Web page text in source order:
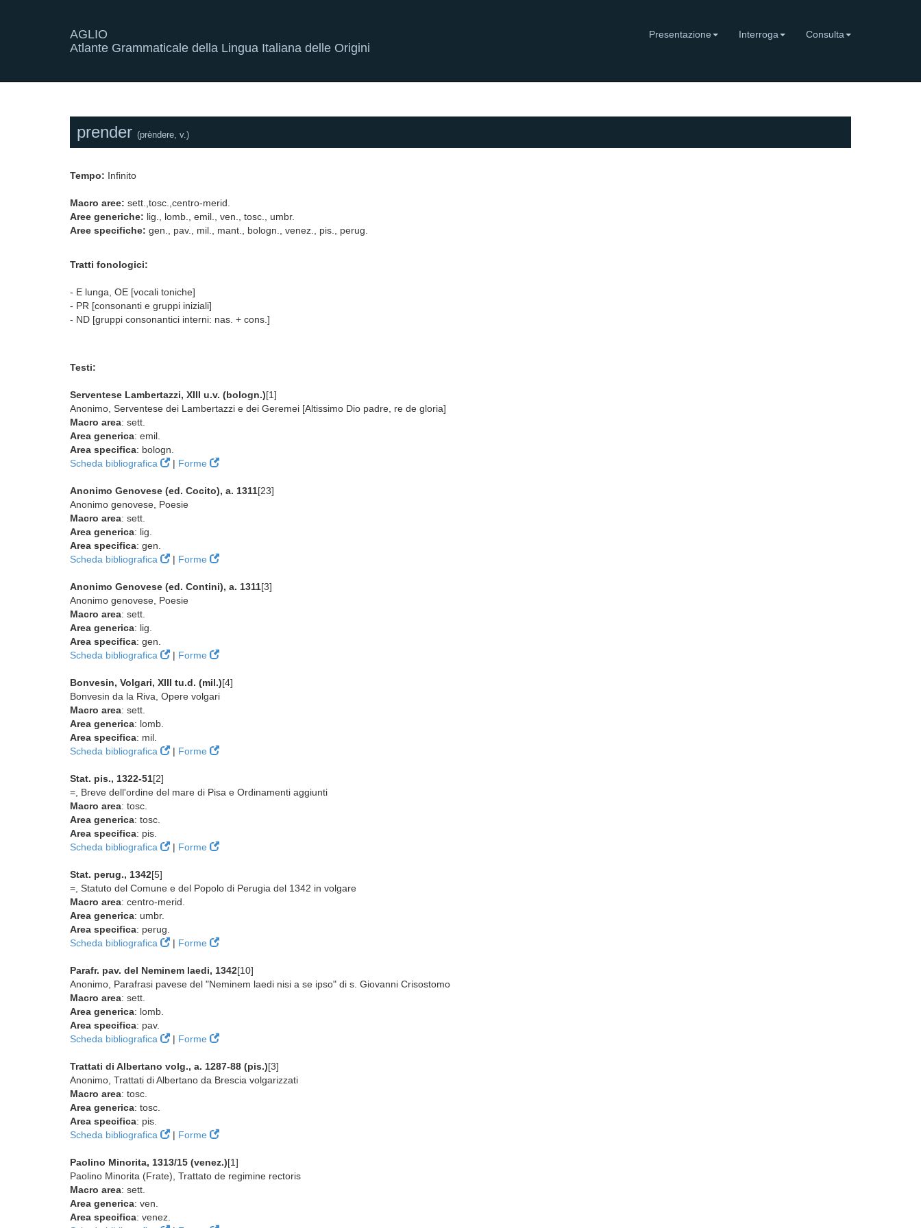
AGLIO
Atlante Grammaticale della Lingua Italiana delle Origini
Presentazione Interroga Consulta
prender (prèndere, v.)
Tempo: Infinito
Macro aree: sett.,tosc.,centro-merid.
Aree generiche: lig., lomb., emil., ven., tosc., umbr.
Aree specifiche: gen., pav., mil., mant., bologn., venez., pis., perug.
Tratti fonologici:
- E lunga, OE [vocali toniche]
- PR [consonanti e gruppi iniziali]
- ND [gruppi consonantici interni: nas. + cons.]
Testi:
Serventese Lambertazzi, XIII u.v. (bologn.)[1]
Anonimo, Serventese dei Lambertazzi e dei Geremei [Altissimo Dio padre, re de gloria]
Macro area: sett.
Area generica: emil.
Area specifica: bologn.
Scheda bibliografica
| Forme
Anonimo Genovese (ed. Cocito), a. 1311[23]
Anonimo genovese, Poesie
Macro area: sett.
Area generica: lig.
Area specifica: gen.
Scheda bibliografica
| Forme
Anonimo Genovese (ed. Contini), a. 1311[3]
Anonimo genovese, Poesie
Macro area: sett.
Area generica: lig.
Area specifica: gen.
Scheda bibliografica
| Forme
Bonvesin, Volgari, XIII tu.d. (mil.)[4]
Bonvesin da la Riva, Opere volgari
Macro area: sett.
Area generica: lomb.
Area specifica: mil.
Scheda bibliografica
| Forme
Stat. pis., 1322-51[2]
=, Breve dell'ordine del mare di Pisa e Ordinamenti aggiunti
Macro area: tosc.
Area generica: tosc.
Area specifica: pis.
Scheda bibliografica
| Forme
Stat. perug., 1342[5]
=, Statuto del Comune e del Popolo di Perugia del 1342 in volgare
Macro area: centro-merid.
Area generica: umbr.
Area specifica: perug.
Scheda bibliografica
| Forme
Parafr. pav. del Neminem laedi, 1342[10]
Anonimo, Parafrasi pavese del "Neminem laedi nisi a se ipso" di s. Giovanni Crisostomo
Macro area: sett.
Area generica: lomb.
Area specifica: pav.
Scheda bibliografica
| Forme
Trattati di Albertano volg., a. 1287-88 (pis.)[3]
Anonimo, Trattati di Albertano da Brescia volgarizzati
Macro area: tosc.
Area generica: tosc.
Area specifica: pis.
Scheda bibliografica
| Forme
Paolino Minorita, 1313/15 (venez.)[1]
Paolino Minorita (Frate), Trattato de regimine rectoris
Macro area: sett.
Area generica: ven.
Area specifica: venez.